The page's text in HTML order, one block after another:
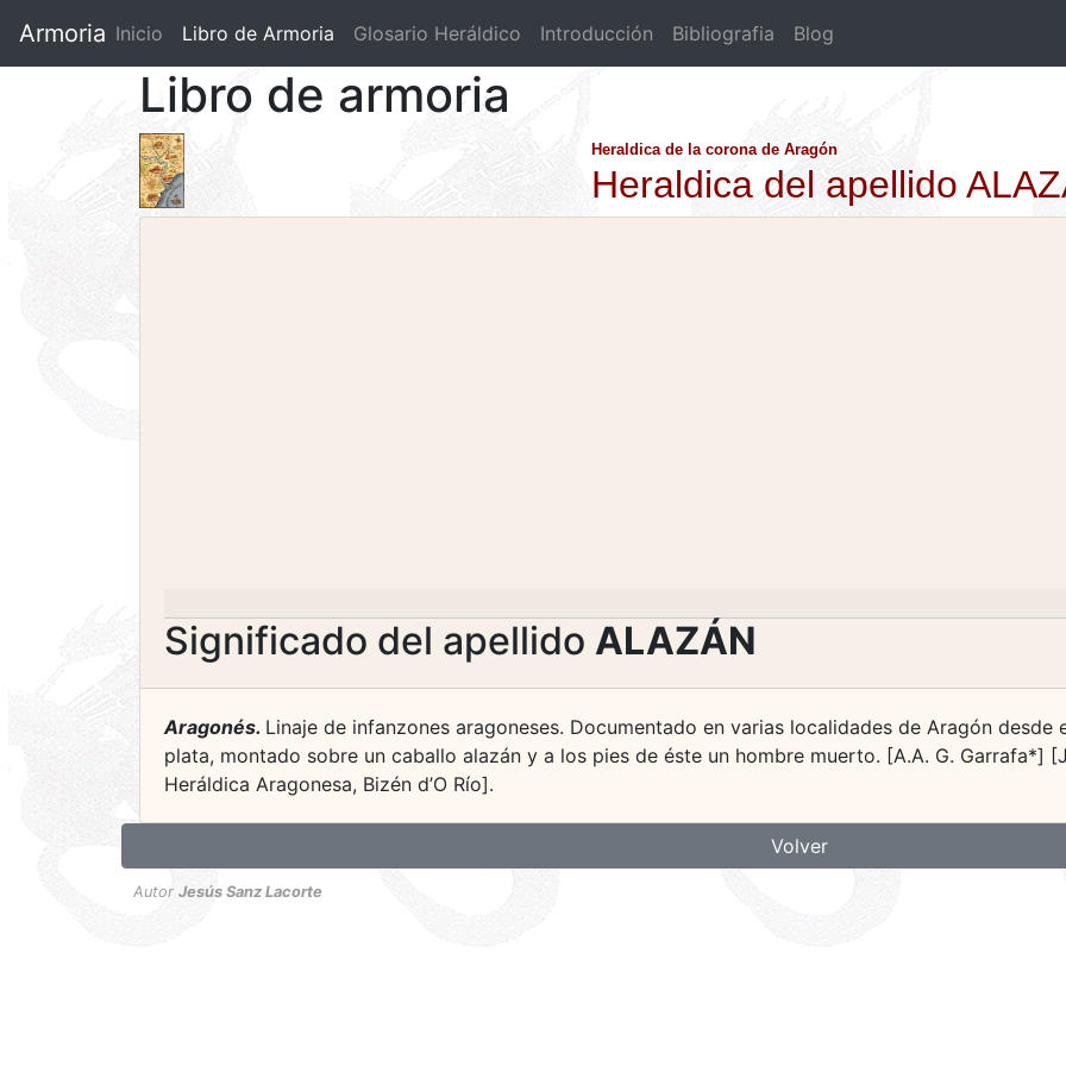
Armoria Inicio Libro de Armoria (current)
Glosario Heráldico Introducción Bibliografia Blog
Libro de armoria
Heraldica de la corona de Aragón
Heraldica del apellido
Significado del apellido ALAZÁN
Aragonés. Linaje de infanzones aragoneses. Documentado en varias localidades de Aragón desde
plata, montado sobre un caballo alazán y a los pies de éste un hombre muerto. [A.A. G. Garrafa*]
Heráldica Aragonesa, Bizén d’O Río].
Volver
Autor Jesús Sanz Lacorte